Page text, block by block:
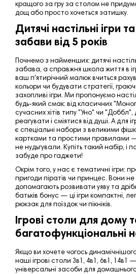
кращого за гру за столом не
дощ або просто хочеться затишку.
Дитячі настільні ігри
забави від 5 років
Почнемо з найменших: дитячі
забава, а справжня школа життя в
ваш п'ятирічний малюк вчиться
кольори чи будувати стратегії,
захопливі ігри. Ми пропонуємо
будь-який смак: від класичних
сучасних хітів типу "Уно" чи
реагувати і сміятися від душі. А для
є спеціальні набори з великими
картками та простими правилами
не нудьгували. Купіть такий набір, і
забуде про гаджети!
Окрім того, у нас є тематичні ігри:
пригоди піратів чи принцес. Вони не
допомагають розвивати уяву та
батьків бонус — ці ігри компактні,
рюкзак для поїздок чи пікніків.
Ігрові столи для дому
багатофункціональні
Якщо ви хочете чогось
наші ігрові столи 3в1, 4в1, 6в1, 14в1
універсальні засоби для домашнього